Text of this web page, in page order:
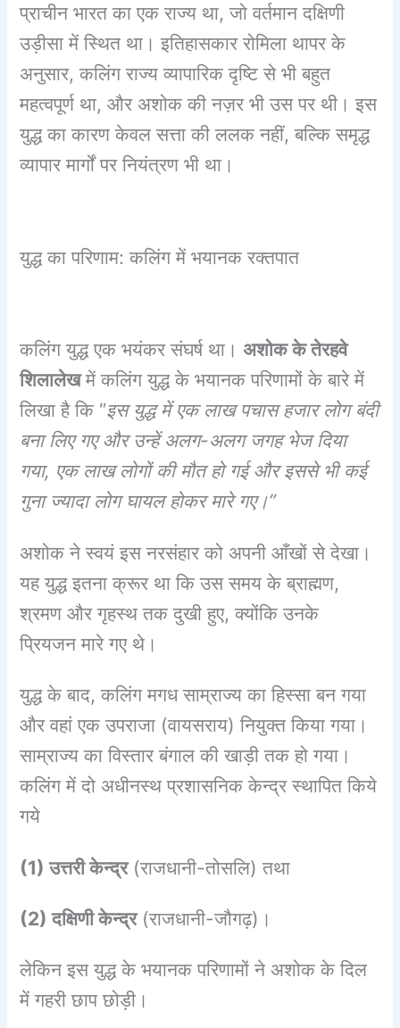
प्राचीन भारत का एक राज्य था, जो वर्तमान दक्षिणी
उड़ीसा में स्थित था। इतिहासकार रोमिला थापर के
अनुसार, कलिंग राज्य व्यापारिक दृष्टि से भी बहुत
महत्वपूर्ण था, और अशोक की नज़र भी उस पर थी। इस
युद्ध का कारण केवल सत्ता की ललक नहीं, बल्कि समृद्ध
व्यापार मार्गों पर नियंत्रण भी था।
युद्ध का परिणाम: कलिंग में भयानक रक्तपात
कलिंग युद्ध एक भयंकर संघर्ष था।अशोक के तेरहवे
शिलालेखमें कलिंग युद्ध के भयानक परिणामों के बारे में
लिखा है कि “इस युद्ध में एक लाख पचास हजार लोग बंदी
बना लिए गए और उन्हें अलग-अलग जगह भेज दिया
गया, एक लाख लोगों की मौत हो गई और इससे भी कई
गुना ज्यादा लोग घायल होकर मारे गए।”
अशोक ने स्वयं इस नरसंहार को अपनी आँखों से देखा।
यह युद्ध इतना क्रूर था कि उस समय के ब्राह्मण,
श्रमण और गृहस्थ तक दुखी हुए, क्योंकि उनके
प्रियजन मारे गए थे।
युद्ध के बाद, कलिंग मगध साम्राज्य का हिस्सा बन गया
और वहां एक उपराजा (वायसराय) नियुक्त किया गया।
साम्राज्य का विस्तार बंगाल की खाड़ी तक हो गया।
कलिंग में दो अधीनस्थ प्रशासनिक केन्द्र स्थापित किये
गये
(1) उत्तरी केन्द्र(राजधानी-तोसलि) तथा
(2) दक्षिणी केन्द्र(राजधानी-जौगढ़)।
लेकिन इस युद्ध के भयानक परिणामों ने अशोक के दिल
में गहरी छाप छोड़ी।